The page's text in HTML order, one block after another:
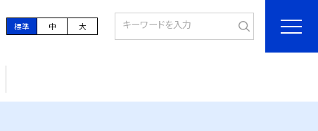
標準 中 大